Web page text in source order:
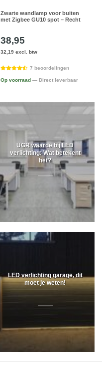
Zwarte wandlamp voor buiten
met Zigbee GU10 spot – Recht
38,95
32,19 excl. btw
7 beoordelingen
Op voorraad — Direct leverbaar
UGR waarde bij LED
verlichting: Wat betekent
het?
LED verlichting garage, dit
moet je weten!